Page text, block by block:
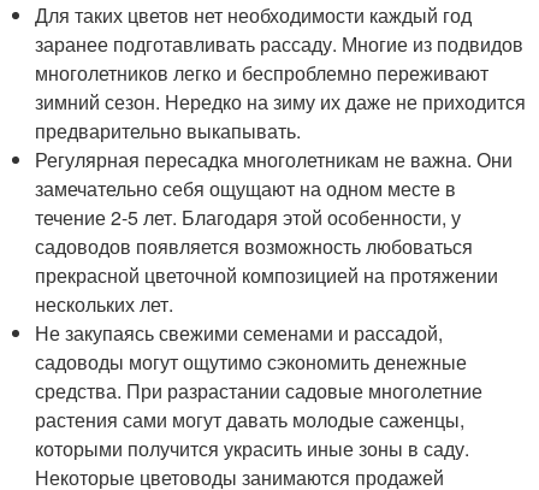
Для таких цветов нет необходимости каждый год
заранее подготавливать рассаду. Многие из подвидов
многолетников легко и беспроблемно переживают
зимний сезон. Нередко на зиму их даже не приходится
предварительно выкапывать.
Регулярная пересадка многолетникам не важна. Они
замечательно себя ощущают на одном месте в
течение 2-5 лет. Благодаря этой особенности, у
садоводов появляется возможность любоваться
прекрасной цветочной композицией на протяжении
нескольких лет.
Не закупаясь свежими семенами и рассадой,
садоводы могут ощутимо сэкономить денежные
средства. При разрастании садовые многолетние
растения сами могут давать молодые саженцы,
которыми получится украсить иные зоны в саду.
Некоторые цветоводы занимаются продажей